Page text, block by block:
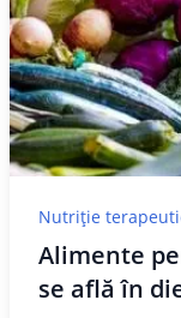
Nutriție
Alimente
se află în